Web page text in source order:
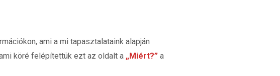
ami a mi tapasztalataink alapján
köré felépítettük ezt az oldalt a „Miért?” a